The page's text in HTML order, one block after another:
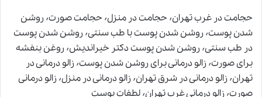
حجامت در غرب تهران٬ حجامت در منزل٬ حجامت صورت٬ روشن
شدن پوست٬ روشن شدن پوست با طب سنتی٬ روشن شدن پوست
در طب سنتی٬ روشن شدن پوست دکتر خیراندیش٬ روغن بنفشه
برای صورت٬ زالو درمانی برای روشن شدن پوست٬ زالو درمانی در
تهران٬ زالو درمانی در شرق تهران٬ زالو درمانی در منزل٬ زالو درمانی
صورت٬ زالو درمانی غرب تهران٬ لطفات پوست